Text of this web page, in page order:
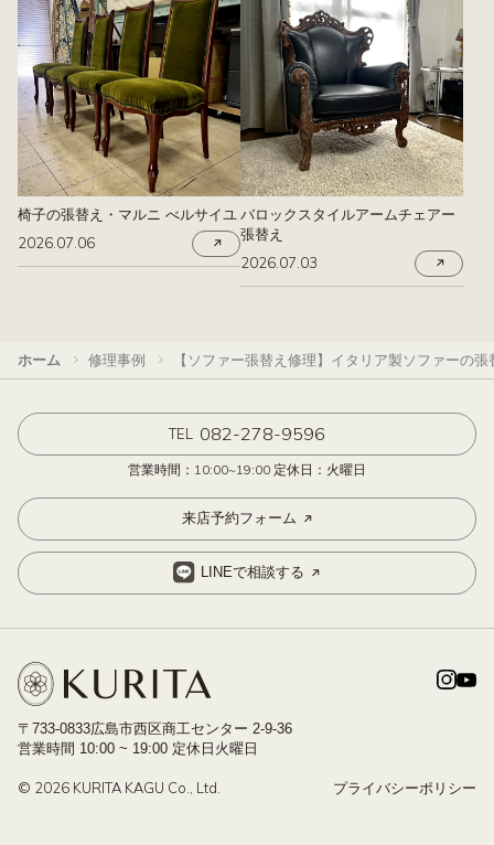
椅子の張替え・マルニ べルサイユ
2026.07.06
バロックスタイルアームチェアー
張替え
2026.07.03
ホーム 修理事例 【ソファー張替え修理】イタリア製ソファーの張
TEL 082-278-9596
営業時間：10:00~19:00 定休日：火曜日
来店予約フォーム
LINEで相談する
〒733-0833広島市西区商工センター 2-9-36
営業時間 10:00 ~ 19:00 定休日火曜日
プライバシーポリシー
© 2026 KURITA KAGU Co., Ltd.